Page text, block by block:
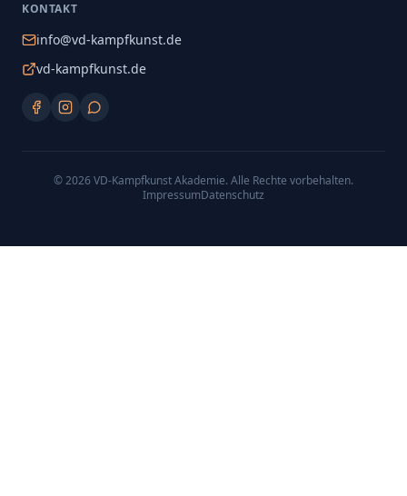
KONTAKT
info@vd-kampfkunst.de
vd-kampfkunst.de
©2026 VD-Kampfkunst Akademie. Alle Rechte vorbehalten.
ImpressumDatenschutz